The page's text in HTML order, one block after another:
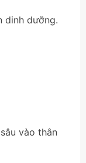
dinh dưỡng.
vào thân